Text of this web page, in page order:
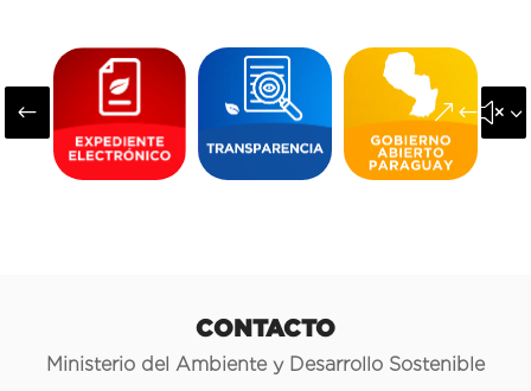
#
CONTACTO
Ministerio del Ambiente y Desarrollo Sostenible